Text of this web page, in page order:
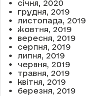
січня, 2020
грудня, 2019
листопада, 2019
жовтня, 2019
вересня, 2019
серпня, 2019
липня, 2019
червня, 2019
травня, 2019
квітня, 2019
березня, 2019